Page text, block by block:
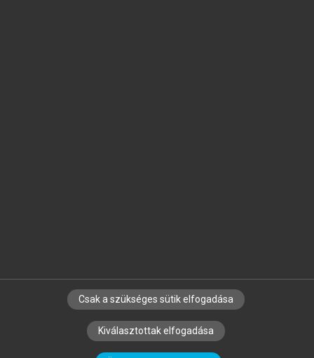
SZERZŐKNEK CÉGEKNEK KÖNYVTÁROSOKNAK
SZERKESZTÉSI ÉS LEKTORÁLÁSI ALAPELVEK
Csak a szükséges sütik elfogadása
Kiválasztottak elfogadása